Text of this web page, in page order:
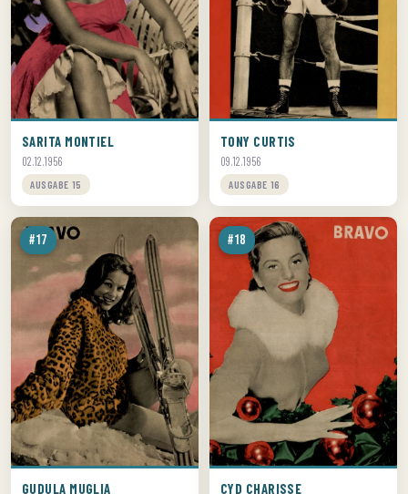
SARITA MONTIEL
02.12.1956
AUSGABE 15
TONY CURTIS
09.12.1956
AUSGABE 16
#17
GUDULA MUGLIA
#18
CYD CHARISSE